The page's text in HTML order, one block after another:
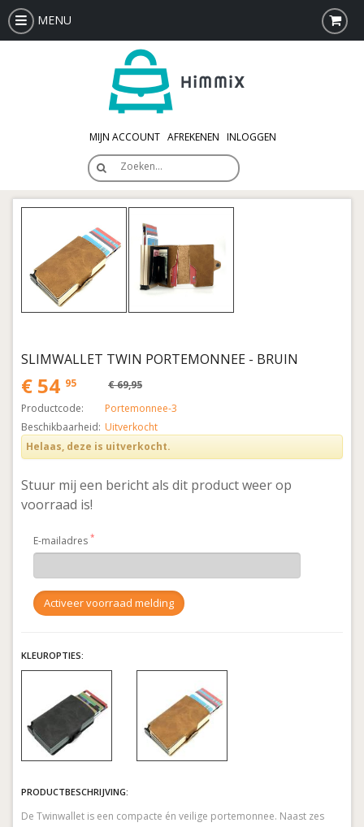
MENU
MIJN ACCOUNT AFREKENEN INLOGGEN
Zoeken…
SLIMWALLET TWIN PORTEMONNEE - BRUIN
€ 54 95
€ 69,95
Productcode:
Portemonnee-3
Beschikbaarheid: Uitverkocht
Helaas, deze is uitverkocht.
Stuur mij een bericht als dit product weer op
voorraad is!
E-mailadres
KLEUROPTIES:
PRODUCTBESCHRIJVING:
De Twinwallet is een compacte én veilige portemonnee. Naast zes